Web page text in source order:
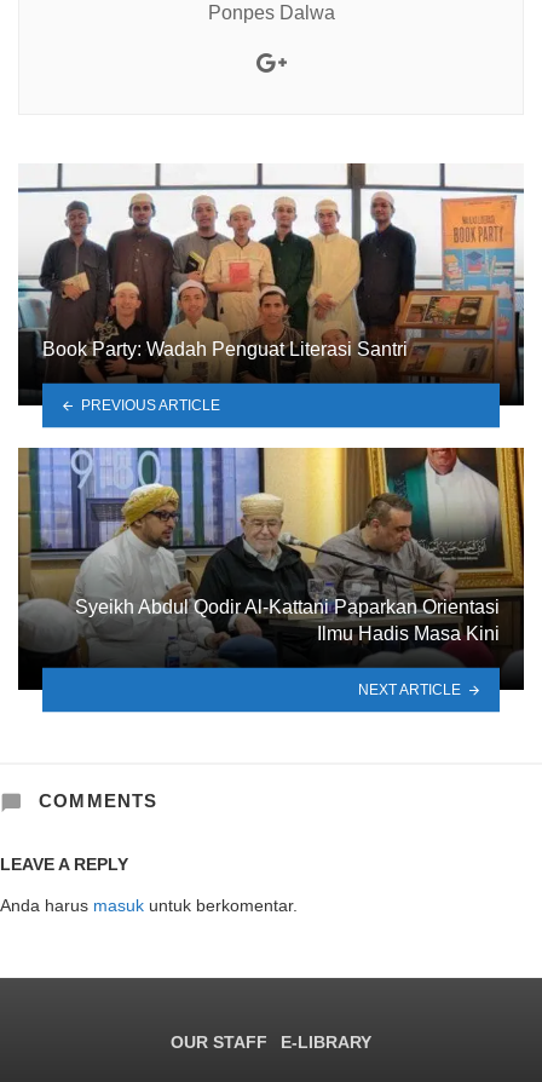
Ponpes Dalwa
Google+
Book Party: Wadah Penguat Literasi Santri
PREVIOUS ARTICLE
Syeikh Abdul Qodir Al-Kattani Paparkan Orientasi
Ilmu Hadis Masa Kini
NEXT ARTICLE
COMMENTS
LEAVE A REPLY
Anda harus masuk untuk berkomentar.
OUR STAFF E-LIBRARY